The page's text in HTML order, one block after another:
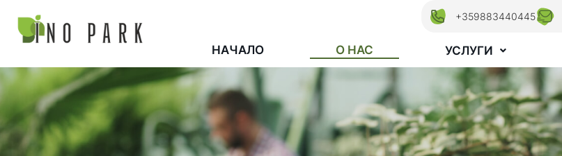
+359883440445
НАЧАЛО О НАС УСЛУГИ